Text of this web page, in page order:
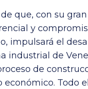
que, con su gran
y
impulsará el
industrial de
de
económico. Todo